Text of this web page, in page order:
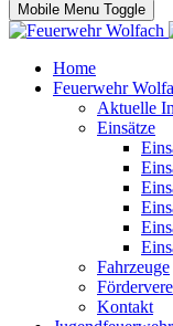
Mobile Menu Toggle
Home
Feuerwehr
Aktuelle
Einsätze
Fahrzeuge
Kontakt